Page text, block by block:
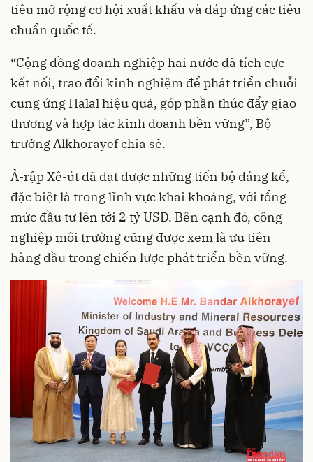
tiêu mở rộng cơ hội xuất khẩu và đáp ứng các tiêu
chuẩn quốc tế.
“Cộng đồng doanh nghiệp hai nước đã tích cực
kết nối, trao đổi kinh nghiệm để phát triển chuỗi
cung ứng Halal hiệu quả, góp phần thúc đẩy giao
thương và hợp tác kinh doanh bền vững”, Bộ
trưởng Alkhorayef chia sẻ.
Ả-rập Xê-út đã đạt được những tiến bộ đáng kể,
đặc biệt là trong lĩnh vực khai khoáng, với tổng
mức đầu tư lên tới 2 tỷ USD. Bên cạnh đó, công
nghiệp môi trường cũng được xem là ưu tiên
hàng đầu trong chiến lược phát triển bền vững.